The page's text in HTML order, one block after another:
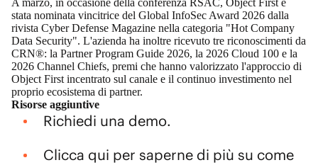
A marzo, in occasione della conferenza RSAC, Object First è
stata nominata vincitrice del Global InfoSec Award 2026 dalla
rivista Cyber ​​Defense Magazine nella categoria "Hot Company
Data Security". L'azienda ha inoltre ricevuto tre riconoscimenti da
CRN®: la Partner Program Guide 2026, la 2026 Cloud 100 e la
2026 Channel Chiefs, premi che hanno valorizzato l'approccio di
Object First incentrato sul canale e il continuo investimento nel
proprio ecosistema di partner.
Risorse aggiuntive
Richiedi una demo.
Clicca qui per saperne di più su come